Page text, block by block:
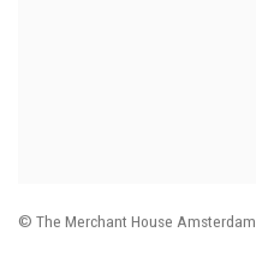
© The Merchant House Amsterdam